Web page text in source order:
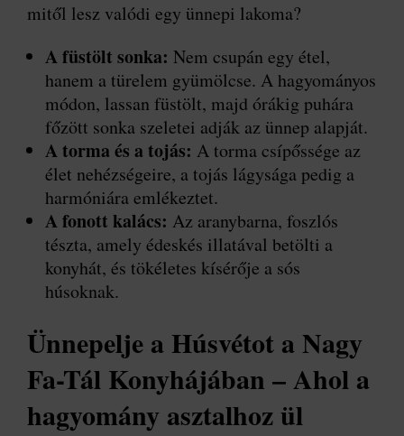
mitől lesz valódi egy ünnepi lakoma?
A füstölt sonka: Nem csupán egy étel,
hanem a türelem gyümölcse. A hagyományos
módon, lassan füstölt, majd órákig puhára
főzött sonka szeletei adják az ünnep alapját.
A torma és a tojás: A torma csípőssége az
élet nehézségeire, a tojás lágysága pedig a
harmóniára emlékeztet.
A fonott kalács: Az aranybarna, foszlós
tészta, amely édeskés illatával betölti a
konyhát, és tökéletes kísérője a sós
húsoknak.
Ünnepelje a Húsvétot a Nagy
Fa-Tál Konyhájában – Ahol a
hagyomány asztalhoz ül